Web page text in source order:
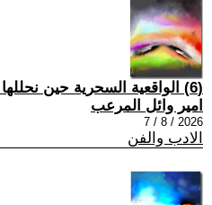
(6) الواقعية السحرية حين نحللها رياضيا
امير وائل المرعب
2026 / 8 / 7
الادب والفن